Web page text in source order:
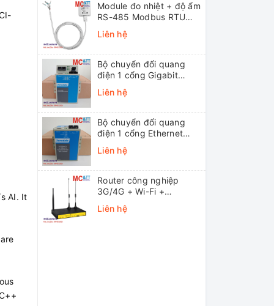
AI. It
Module đo nhiệt + độ ẩm
RS-485 Modbus RTU
ICP DAS DL-10 CR
Liên hệ
Bộ chuyển đổi quang
điện 1 cổng Gigabit
Ethernet 3Onedata
MODEL3012-S-SC-
mode, SC, 20KM)
Liên hệ
Bộ chuyển đổi quang
điện 1 cổng Ethernet
3onedata MODEL1100-
S-SC-20KM (Dual fiber,
Liên hệ
Router công nghiệp
3G/4G + Wi-Fi +
APN/VPN Four-Faith
F3436
Liên hệ